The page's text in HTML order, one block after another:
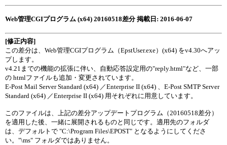
Web管理CGIプログラム (x64) 20160518差分 掲載日: 2016-06-07
[修正内容]
この差分は、Web管理CGIプログラム（EpstUser.exe）(x64) をv4.30へアッ
プします。
v4.21までの機能の拡張に伴い、自動応答設定用の"reply.html"など、一部
の htmlファイルも追加・変更されています。
E-Post Mail Server Standard (x64) ／Enterprise II (x64) 、E-Post SMTP Server
Standard (x64) ／Enterprise II (x64) 用それぞれに用意しています。
このファイルは、上記の差分アップデートプログラム（20160518差分）
を適用した後、一緒に展開されるものと同じです。適用先のフォルダ
は、デフォルトで "C:\Program Files\EPOST" となるようにしてくださ
い。"\ms" フォルダではありません。